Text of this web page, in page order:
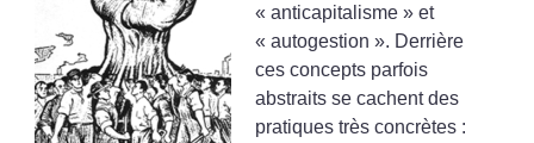
« anticapitalisme » et
« autogestion ». Derrière
ces concepts parfois
abstraits se cachent des
pratiques très concrètes :